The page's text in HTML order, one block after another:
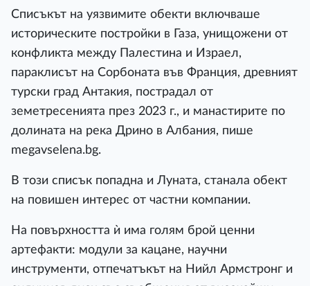
Списъкът на уязвимите обекти включваше
историческите постройки в Газа, унищожени от
конфликта между Палестина и Израел,
параклисът на Сорбоната във Франция, древният
турски град Антакия, пострадал от
земетресенията през 2023 г., и манастирите по
долината на река Дрино в Албания, пише
megavselena.bg.
В този списък попадна и Луната, станала обект
на повишен интерес от частни компании.
На повърхността ѝ има голям брой ценни
артефакти: модули за кацане, научни
инструменти, отпечатъкът на Нийл Армстронг и